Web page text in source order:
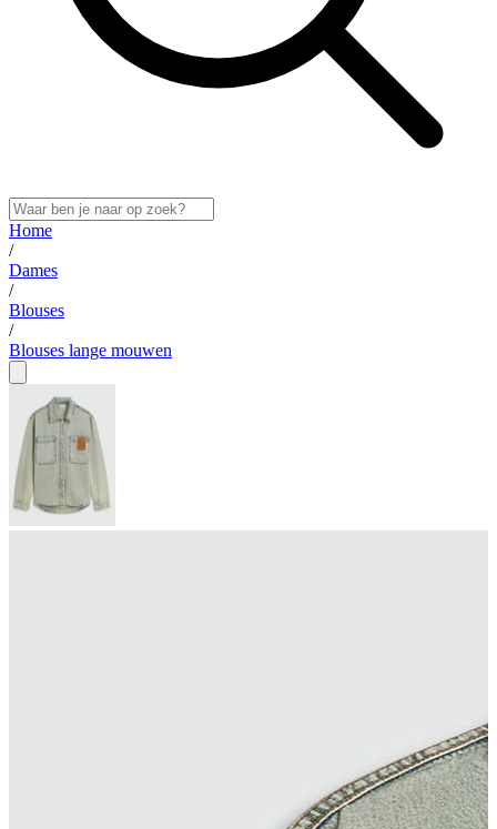
Home
/
Dames
/
Blouses
/
Blouses lange mouwen